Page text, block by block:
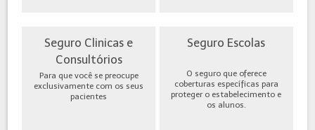
Seguro Clinicas e
Consultórios
Para que você se preocupe
exclusivamente com os seus
pacientes
Seguro Escolas
O seguro que oferece
coberturas específicas para
proteger o estabelecimento e
os alunos.